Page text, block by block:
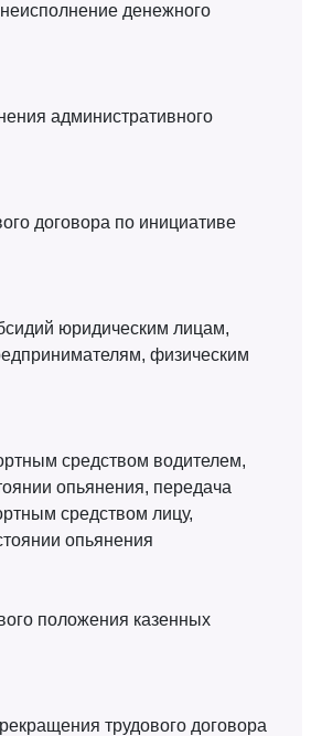
денежного
административного
договора по инициативе
юридическим лицам,
физическим
средством водителем,
опьянения, передача
средством лицу,
опьянения
положения казенных
трудового договора